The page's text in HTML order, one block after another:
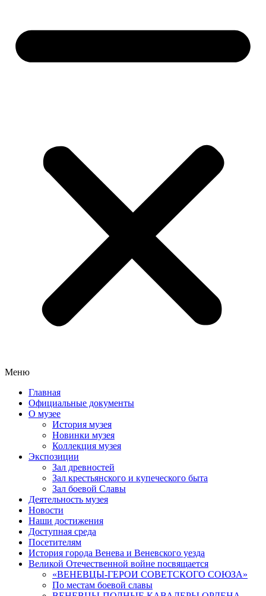
Меню
Главная
Официальные документы
О музее
История музея
Новинки музея
Коллекция музея
Экспозиции
Зал древностей
Зал крестьянского и купеческого быта
Зал боевой Славы
Деятельность музея
Новости
Наши достижения
Доступная среда
Посетителям
История города Венева и Веневского уезда
Великой Отечественной войне посвящается
«ВЕНЕВЦЫ-ГЕРОИ СОВЕТСКОГО СОЮЗА»
По местам боевой славы